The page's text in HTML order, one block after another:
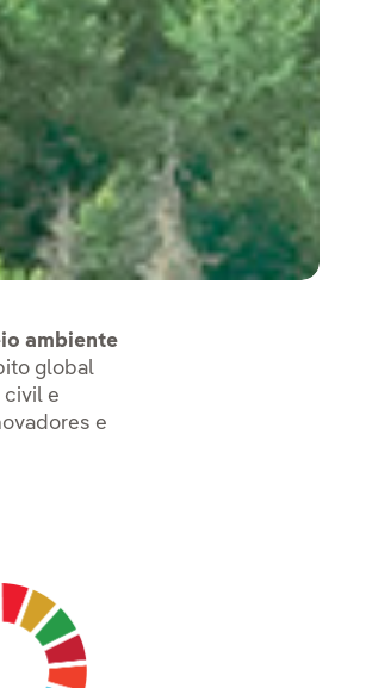
ambiente
global
civil e
e